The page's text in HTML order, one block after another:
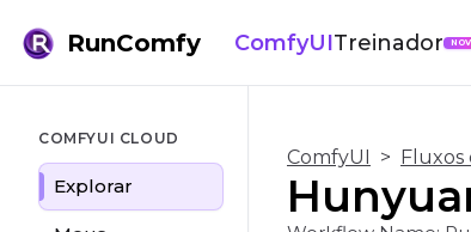
RunComfy ComfyUITreinador
COMFYUI CLOUD
Explorar
ComfyUI > Fluxos